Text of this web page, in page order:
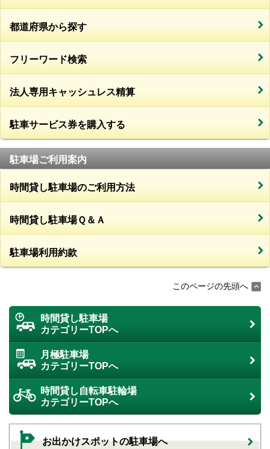
都道府県から探す
フリーワード検索
法人専用キャッシュレス精算
駐車サービス券を購入する
駐車場ご利用案内
時間貸し駐車場のご利用方法
時間貸し駐車場Ｑ＆Ａ
駐車場利用約款
このページの先頭へ
時間貸し駐車場
カテゴリーTOPへ
月極駐車場
カテゴリーTOPへ
時間貸し自転車駐輪場
カテゴリーTOPへ
お出かけスポットの駐車場へ